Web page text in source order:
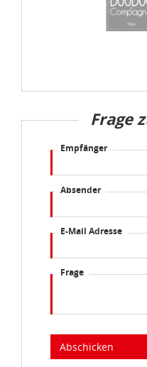
eines angemessenen
dass die
auf Ihrem Bildschirm
idee+spiel Betriebs-GmbH
Frage
Empfänger
Absender
E-Mail Adresse
Frage
Abschicken